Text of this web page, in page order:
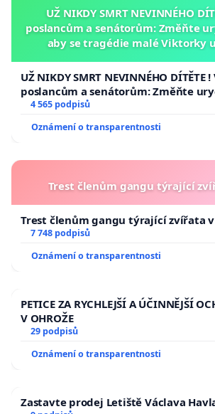
UŽ NIKDY SMRT NEVINNÉHO
poslancům a senátorům: Změňte
aby se tragédie malé Viktorky
UŽ NIKDY SMRT NEVINNÉHO DÍTĚTE
poslancům a senátorům: Změňte
aby se tragédie malé Viktorky už
4 565 podpisů
Oznámení o transparentnosti
Trest členům gangu týrající
Trest členům gangu týrající zvířata
7 748 podpisů
Oznámení o transparentnosti
PETICE ZA RYCHLEJŠÍ A ÚČINNĚJŠÍ
V OHROŽE
29 podpisů
Oznámení o transparentnosti
Zastavte prodej Letiště Václava